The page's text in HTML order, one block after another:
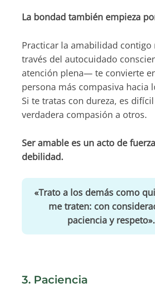
La bondad también empieza
Practicar la amabilidad
través del autocuidado
atención plena— te convierte
persona más compasiva hacia
Si te tratas con dureza, es
verdadera compasión a otros.
Ser amable es un acto de
debilidad.
«Trato a los demás como
me traten: con
paciencia y respeto».
3. Paciencia